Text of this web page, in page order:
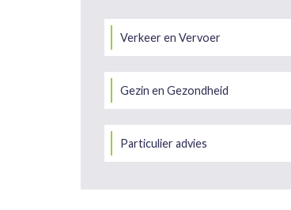
Verkeer en Vervoer
Gezin en Gezondheid
Particulier advies